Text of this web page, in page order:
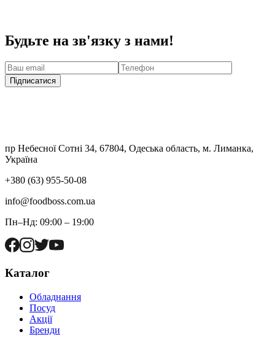
Будьте на зв'язку з нами!
Підписатися
пр Небесної Сотні 34, 67804, Одеська область, м. Лиманка,
Україна
+380 (63) 955-50-08
info@foodboss.com.ua
Пн–Нд: 09:00 – 19:00
Каталог
Обладнання
Посуд
Акції
Бренди